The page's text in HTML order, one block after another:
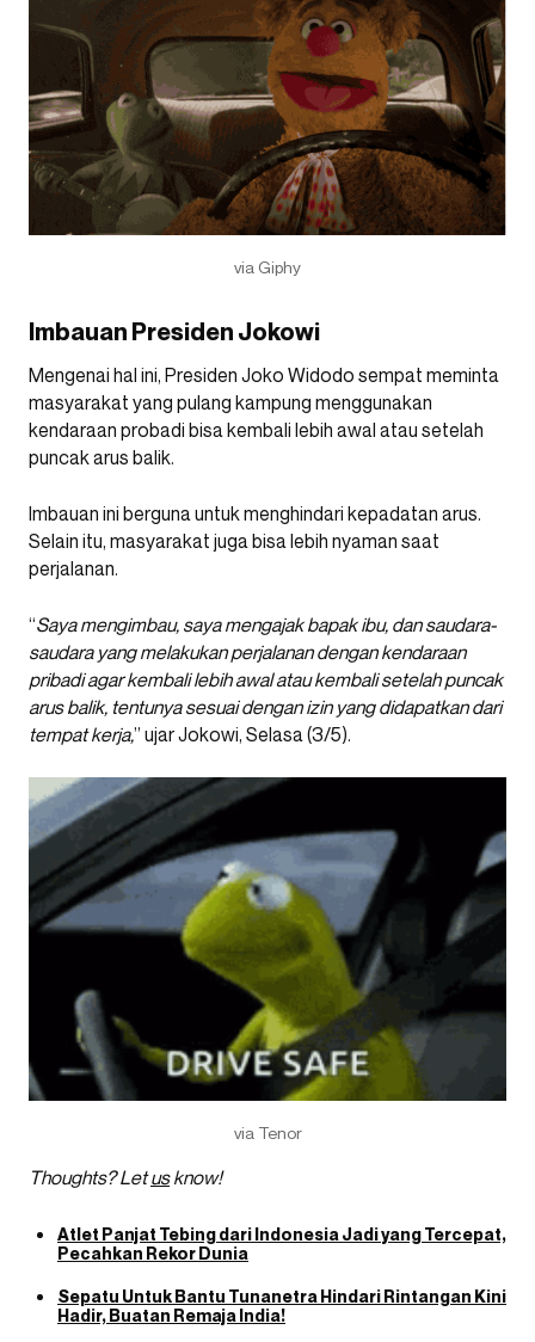
via Giphy
Imbauan Presiden Jokowi
Mengenai hal ini, Presiden Joko Widodo sempat meminta
masyarakat yang pulang kampung menggunakan
kendaraan probadi bisa kembali lebih awal atau setelah
puncak arus balik.
Imbauan ini berguna untuk menghindari kepadatan arus.
Selain itu, masyarakat juga bisa lebih nyaman saat
perjalanan.
“Saya mengimbau, saya mengajak bapak ibu, dan saudara-
saudara yang melakukan perjalanan dengan kendaraan
pribadi agar kembali lebih awal atau kembali setelah puncak
arus balik, tentunya sesuai dengan izin yang didapatkan dari
tempat kerja,” ujar Jokowi, Selasa (3/5).
via Tenor
Thoughts? Letusknow!
Atlet Panjat Tebing dari Indonesia Jadi yang Tercepat,
Pecahkan Rekor Dunia
Sepatu Untuk Bantu Tunanetra Hindari Rintangan Kini
Hadir, Buatan Remaja India!